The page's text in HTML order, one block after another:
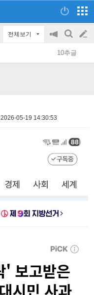
전체보기
공
지
on/off
검
색
글
쓰
10추글
2026-05-19 14:30:53